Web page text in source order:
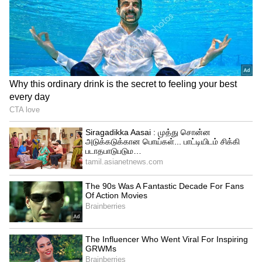
Allu Arjun Detained
அப்போது கூட்ட நெரிசலில் சிக்கிய ரேவதி
மூச்சு திணறி சம்பவ இடத்திலேயே
உயிரிழந்தார். இதையடுத்து மயங்கி
விழுந்த அவரது மகன் தீவிர சிகிச்சை
பெற்று வருகிறார். இந்த நிலையில் இந்த
விவகாரம் தொடர்பாக தியேட்டர் நிர்வாகம்
மீதும் நடிகர் அல்லு அர்ஜுன் மீது
சிக்கட்பள்ளி போலீசார் வழக்குப்பதிவு
செய்தனர். அல்லு அர்ஜுன்
முன்னறிவிப்பின்றி படம் பார்க்க வந்ததே
இந்த கூட்ட நெரிசலுக்கு காரணமாக
அமைந்ததாக குற்றம்சாட்டப்பட்டது.